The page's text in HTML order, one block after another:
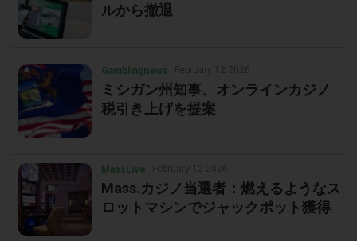
ルから撤退
Gamblingnews
ミシガン州知事、オンラインカジノ
税引き上げを提案
MassLive
Mass.カジノ当選者：燃えるようなス
ロットマシンでジャックポット獲得